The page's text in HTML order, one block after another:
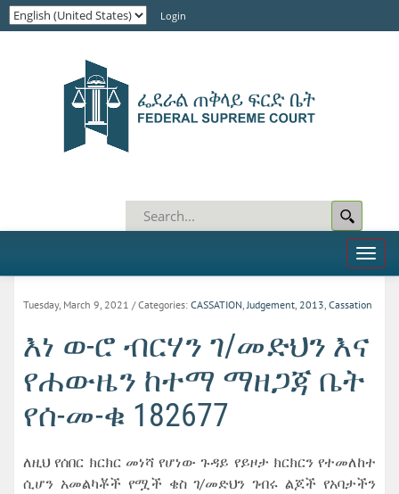
Login
Toggle
Tuesday, March 9, 2021 / Categories: CASSATION,Judgement, 2013, Cassation
እነ ወ-ሮ ብርሃን ገ/መድህን እና
የሐውዜን ከተማ ማዘጋጃ ቤት
የሰ-መ-ቁ 182677
ለዚህ የሰበር ክርክር መነሻ የሆነው ጉዳይ የይዞታ ክርክርን የተመለከተ
ሲሆን አመልካቾች የሟች ቄስ ገ/መድህን ገብሩ ልጆች የአባታችን